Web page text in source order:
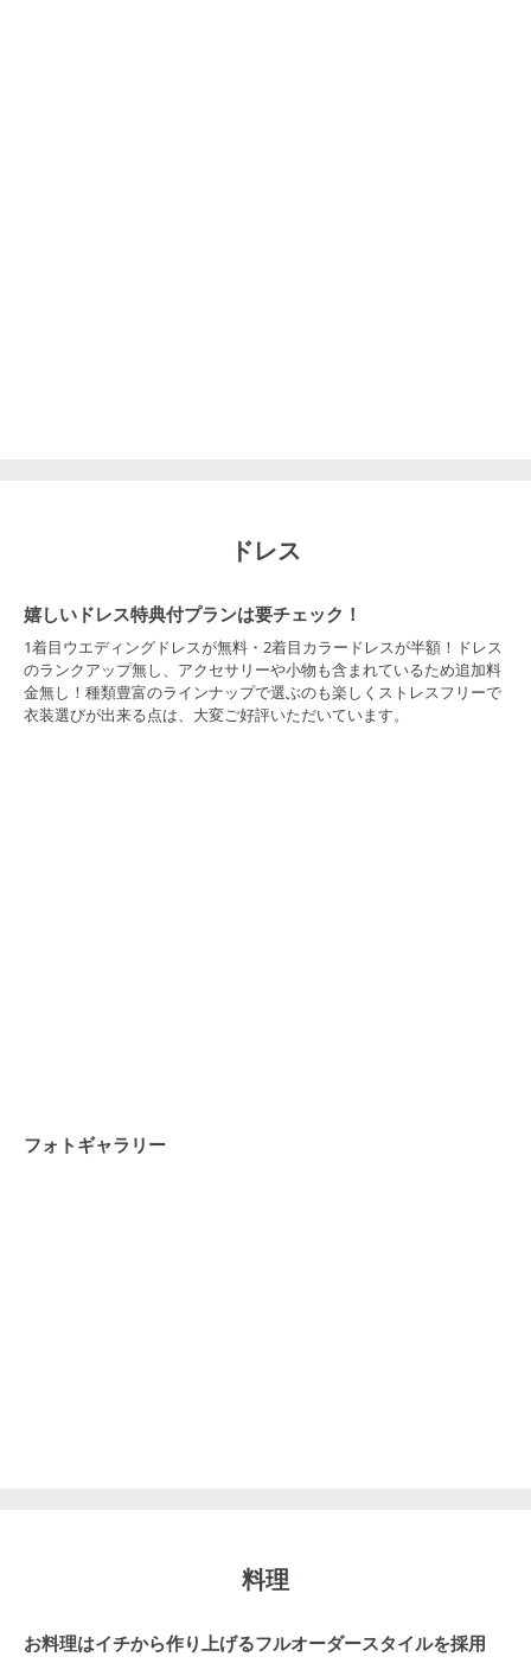
ドレス
嬉しいドレス特典付プランは要チェック！
1着目ウエディングドレスが無料・2着目カラードレスが半額！ドレス
のランクアップ無し、アクセサリーや小物も含まれているため追加料
金無し！種類豊富のラインナップで選ぶのも楽しくストレスフリーで
衣装選びが出来る点は、大変ご好評いただいています。
フォトギャラリー
料理
お料理はイチから作り上げるフルオーダースタイルを採用